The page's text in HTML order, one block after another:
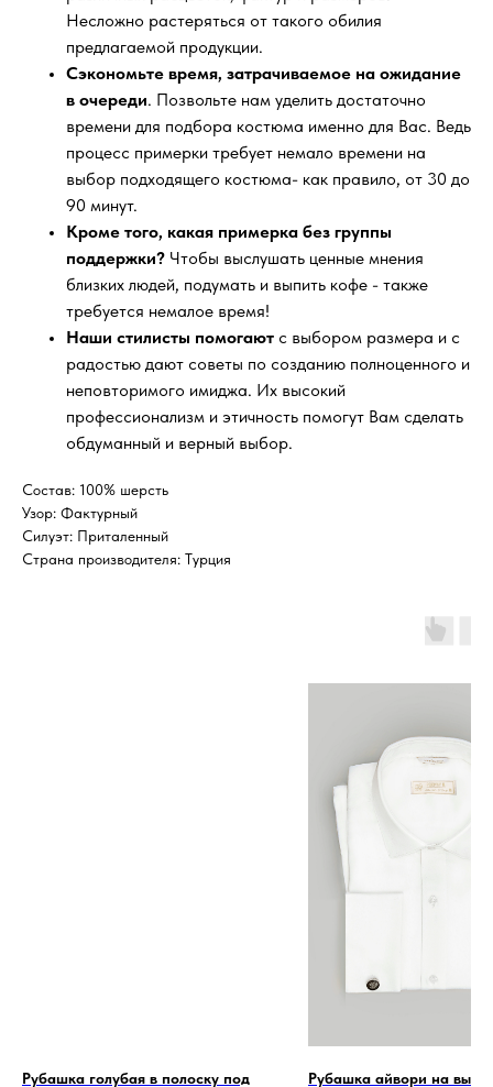
Несложно растеряться от такого обилия
предлагаемой продукции.
Сэкономьте время, затрачиваемое на ожидание
в очереди. Позвольте нам уделить достаточно
времени для подбора костюма именно для Вас. Ведь
процесс примерки требует немало времени на
выбор подходящего костюма- как правило, от 30 до
90 минут.
Кроме того, какая примерка без группы
поддержки? Чтобы выслушать ценные мнения
близких людей, подумать и выпить кофе - также
требуется немалое время!
Наши стилисты помогают с выбором размера и с
радостью дают советы по созданию полноценного и
неповторимого имиджа. Их высокий
профессионализм и этичность помогут Вам сделать
обдуманный и верный выбор.
Состав: 100% шерсть
Узор: Фактурный
Силуэт: Приталенный
Страна производителя: Турция
Рубашка голубая в полоску под Рубашка айвори на